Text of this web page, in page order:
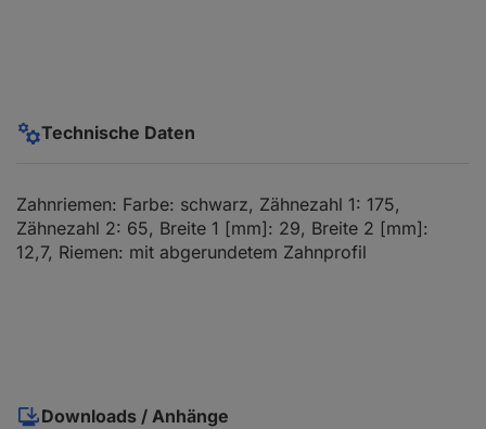
Technische Daten
Zahnriemen: Farbe: schwarz, Zähnezahl 1: 175,
Zähnezahl 2: 65, Breite 1 [mm]: 29, Breite 2 [mm]:
12,7, Riemen: mit abgerundetem Zahnprofil
Downloads / Anhänge